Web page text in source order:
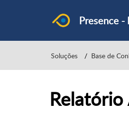
Presence -
Soluções Base de
Relatório